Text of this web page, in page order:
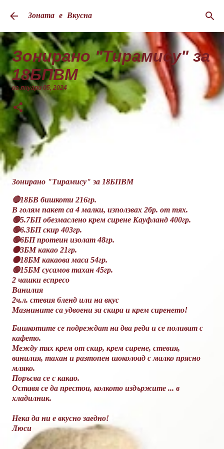
Пропускане към основното съдържание
Зоната е Вкусна
Зонирано "Тирамису" за
18БПВМ
наянуари 05, 2024
Зонирано "Тирамису" за 18БПВМ
🔴18БВ бишкоти 216гр.
В голям пакет са 4 малки, използвах 2бр. от тях.
🟢5.7БП обезмаслено крем сирене Кауфланд 400гр.
🟢6.3БП скир 403гр.
🟢6БП протеин изолат 48гр.
🟠3БМ какао 21гр.
🟠18БМ какаова маса 54гр.
🟢15БМ сусамов тахан 45гр.
2 чашки еспресо
Ванилия
2ч.л. стевия бленд или на вкус
Мазнините са удвоени за скира и крем сиренето!
Бишкотите се подреждат на два реда и се поливат с
кафето.
Между тях крем от скир, крем сирене, стевия,
ванилия, тахан и разтопен шоколоад с малко прясно
мляко.
Поръсва се с какао.
Оставя се да престои, колкото издържите ... в
хладилник.
Нека да ни е вкусно заедно!
Люси